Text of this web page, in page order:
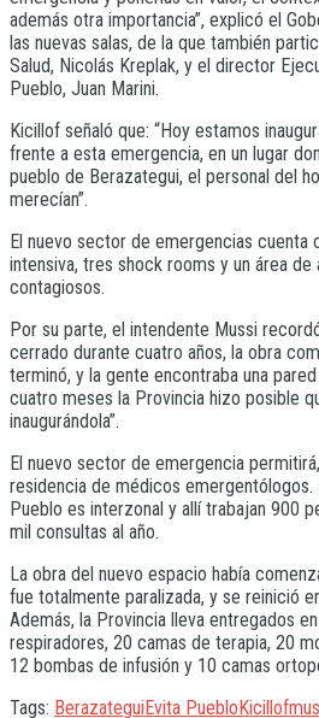
además otra importancia”, explicó el
las nuevas salas, de la que también
Salud, Nicolás Kreplak, y el director
Pueblo, Juan Marini.
Kicillof señaló que: “Hoy estamos
frente a esta emergencia, en un lugar
pueblo de Berazategui, el personal del
merecían”.
El nuevo sector de emergencias cuenta
intensiva, tres shock rooms y un área de
contagiosos.
Por su parte, el intendente Mussi
cerrado durante cuatro años, la obra
terminó, y la gente encontraba una
cuatro meses la Provincia hizo posible
inaugurándola”.
El nuevo sector de emergencia
residencia de médicos emergentólogos.
Pueblo es interzonal y allí trabajan 900
mil consultas al año.
La obra del nuevo espacio había
fue totalmente paralizada, y se reinició
Además, la Provincia lleva entregados
respiradores, 20 camas de terapia, 20
12 bombas de infusión y 10 camas
Tags: BerazateguiEvita PuebloKicillof